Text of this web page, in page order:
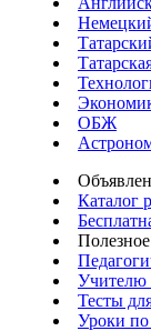
ОБЖ
Каталог
Полезное
Учителю
Тесты
Уроки